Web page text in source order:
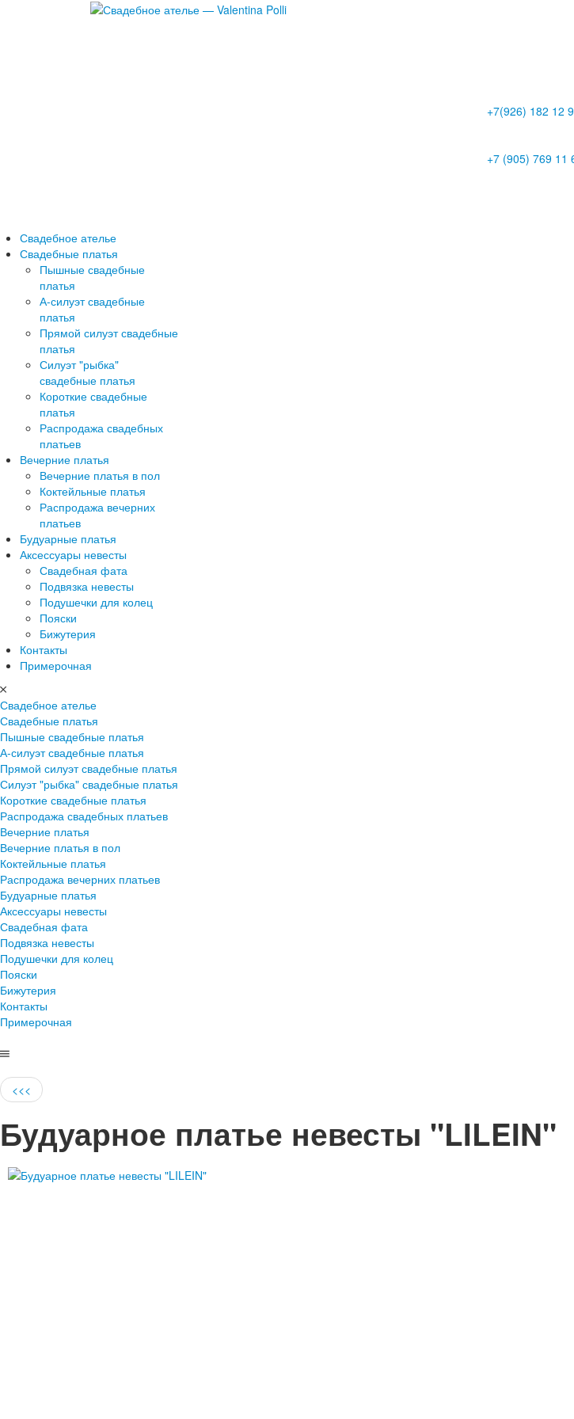
+7(926) 182 12
+7 (905) 769 11
Свадебное ателье
Свадебные платья
Пышные свадебные
платья
А-силуэт свадебные
платья
Прямой силуэт свадебные
платья
Силуэт "рыбка"
свадебные платья
Короткие свадебные
платья
Распродажа свадебных
платьев
Вечерние платья
Вечерние платья в пол
Коктейльные платья
Распродажа вечерних
платьев
Будуарные платья
Аксессуары невесты
Свадебная фата
Подвязка невесты
Подушечки для колец
Пояски
Бижутерия
Контакты
Примерочная
Свадебное ателье
Свадебные платья
Пышные свадебные платья
А-силуэт свадебные платья
Прямой силуэт свадебные платья
Силуэт "рыбка" свадебные платья
Короткие свадебные платья
Распродажа свадебных платьев
Вечерние платья
Вечерние платья в пол
Коктейльные платья
Распродажа вечерних платьев
Будуарные платья
Аксессуары невесты
Свадебная фата
Подвязка невесты
Подушечки для колец
Пояски
Бижутерия
Контакты
Примерочная
<<<
Будуарное платье невесты "LILEIN"